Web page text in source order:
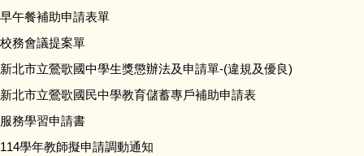
數位學習資源
校園資訊設備及軟體操作說明
場地預約
營養午餐菜單
早午餐補助申請表單
校務會議提案單
新北市立鶯歌國中學生獎懲辦法及申請單-(違規及優良)
新北市立鶯歌國民中學教育儲蓄專戶補助申請表
服務學習申請書
114學年教師擬申請調動通知